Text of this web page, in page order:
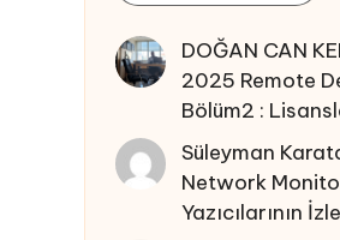
DOĞAN CAN
2025 Remote
Bölüm2 :
Süleyman
Network
Yazıcılarının